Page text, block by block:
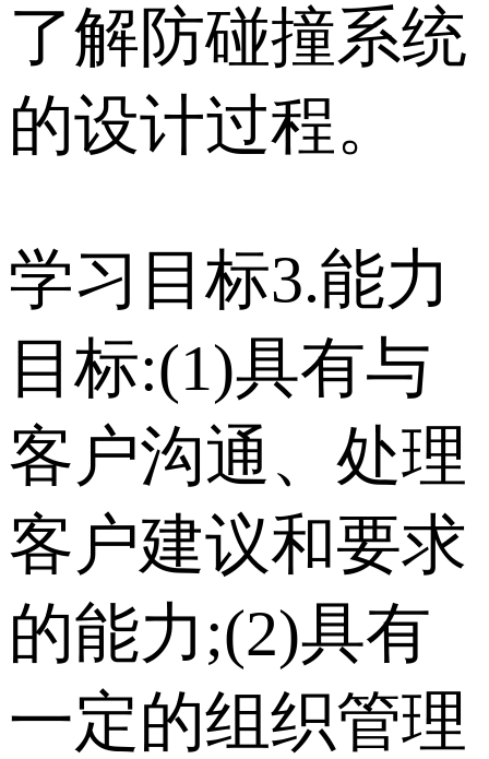
了解防碰撞系统
的设计过程。
学习目标3.能力
目标:(1)具有与
客户沟通、处理
客户建议和要求
的能力;(2)具有
一定的组织管理